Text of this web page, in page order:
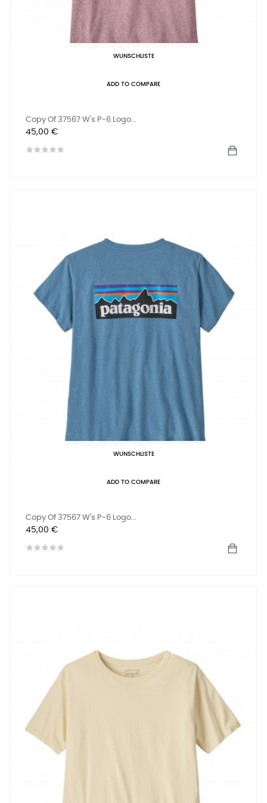
WUNSCHLISTE
ADD TO COMPARE
Copy Of 37567 W's P-6 Logo...
Preis
45,00 €
WUNSCHLISTE
ADD TO COMPARE
Copy Of 37567 W's P-6 Logo...
Preis
45,00 €